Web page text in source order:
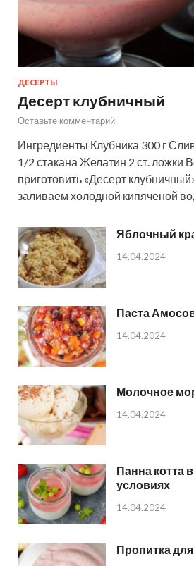
ДЕСЕРТЫ
Десерт клубничный
Оставьте комментарий
Ингредиенты Клубника 300 г
1/2 стакана Желатин 2 ст. ложки
приготовить «Десерт
заливаем холодной кипяченой
Яблочный
14.04.2024
Паста
14.04.2024
Молочное
14.04.2024
Панна котта
условиях
14.04.2024
Пропитка